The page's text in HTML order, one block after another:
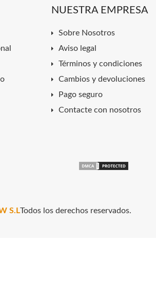
NUESTRA EMPRESA
Sobre Nosotros
Aviso legal
Términos y condiciones
Cambios y devoluciones
Pago seguro
Contacte con nosotros
S.LTodos los derechos reservados.